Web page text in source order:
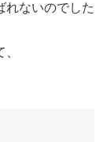
れないのでした